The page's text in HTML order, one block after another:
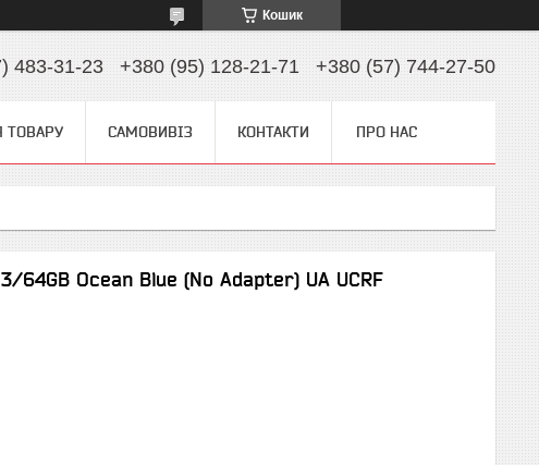
Кошик
483-31-23 +380 (95) 128-21-71 +380 (57) 744-27-50
ТОВАРУ САМОВИВІЗ КОНТАКТИ ПРО НАС
64GB Ocean Blue (No Adapter) UA UCRF